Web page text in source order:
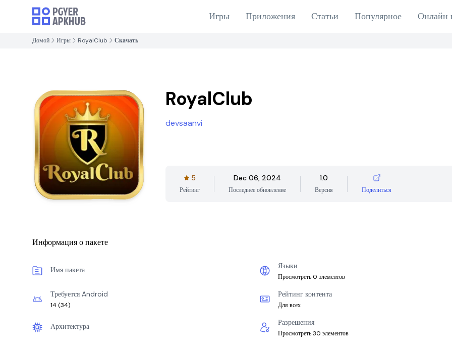
Игры Приложения Статьи Популярное Онлайн
Домой Игры RoyalClub Скачать
RoyalClub
devsaanvi
5
Рейтинг
Dec 06, 2024
Последнее обновление
1.0
Версия Поделиться
Информация о пакете
Имя пакета Языки
Просмотреть 0 элементов
Требуется Android
14 (34)
Рейтинг контента
Для всех
Архитектура Разрешения
Просмотреть 30 элементов